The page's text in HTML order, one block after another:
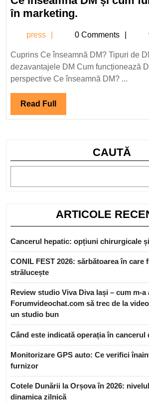
2024
în marketing.
DM
și
cum
funcționează
press press0 Comments
Cuprins Ce înseamnă DM? Tipuri de
dezavantajele DM Cum funcționează
perspective Ce înseamnă DM? ...
Read Full Read
Full
CAUTĂ
ARTICOLE
Cancerul hepatic: opțiuni chirurgicale
CONIL FEST 2026: sărbătoarea în care
strălucește
Review studio Viva Diva Iași – cum m-a
Forumvideochat.com să trec de la
un studio bun
Când este indicată operația în cancerul
Monitorizare GPS auto: Ce verifici
furnizor
Cotele Dunării la Orșova în 2026:
dinamica zilnică